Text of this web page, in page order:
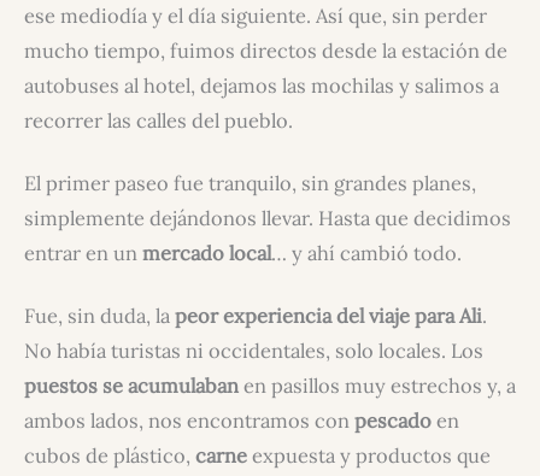
ese mediodía y el día siguiente. Así que, sin perder
mucho tiempo, fuimos directos desde la estación de
autobuses al hotel, dejamos las mochilas y salimos a
recorrer las calles del pueblo.
El primer paseo fue tranquilo, sin grandes planes,
simplemente dejándonos llevar. Hasta que decidimos
entrar en un mercado local… y ahí cambió todo.
Fue, sin duda, la peor experiencia del viaje para Ali.
No había turistas ni occidentales, solo locales. Los
puestos se acumulabanen pasillos muy estrechos y, a
ambos lados, nos encontramos con pescadoen
cubos de plástico, carneexpuesta y productos que